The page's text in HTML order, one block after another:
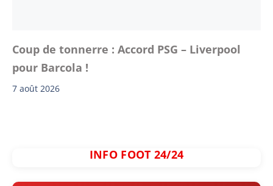
Coup de tonnerre : Accord PSG – Liverpool
pour Barcola !
7 août 2026
INFO FOOT 24/24